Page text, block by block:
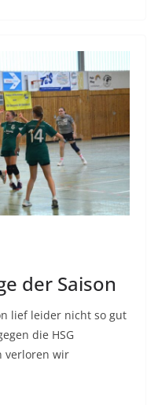
der Saison
lief leider nicht so gut
die HSG
verloren wir